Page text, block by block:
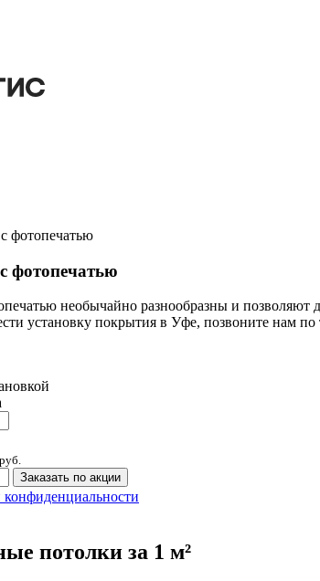
фотопечатью
фотопечатью
необычайно разнообразны и
установку покрытия в Уфе, позвоните нам
руб.
Заказать по акции
конфиденциальности
потолки за 1 м²